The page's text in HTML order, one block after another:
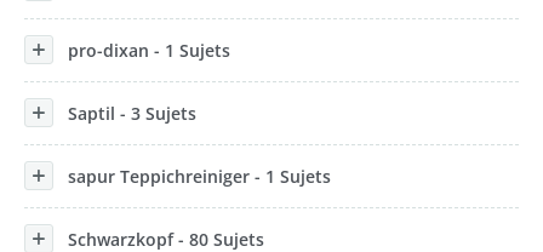
pro-dixan - 1 Sujets
Saptil - 3 Sujets
sapur Teppichreiniger - 1 Sujets
Schwarzkopf - 80 Sujets